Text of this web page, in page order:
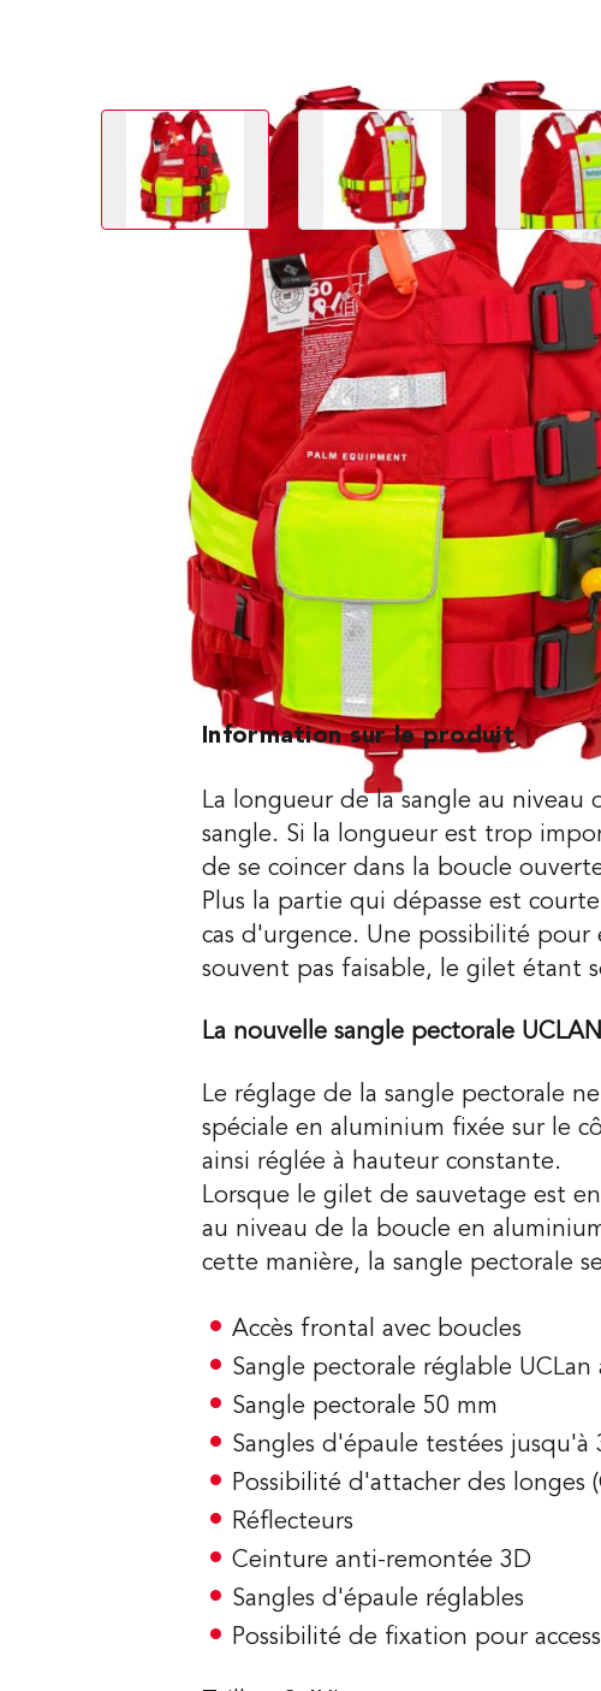
View larger image View larger image
Prix (sans TVA)
12355-321-650 285,00 CHF
Information sur le produit
La longueur de la sangle au
sangle. Si la longueur est trop
de se coincer dans la boucle
Plus la partie qui dépasse est
cas d'urgence. Une possibilité
souvent pas faisable, le gilet étant
La nouvelle sangle pectorale
Le réglage de la sangle pectorale
spéciale en aluminium fixée sur le
ainsi réglée à hauteur constante.
Lorsque le gilet de sauvetage est
au niveau de la boucle en
cette manière, la sangle pectorale
Accès frontal avec boucles
Sangle pectorale réglable UCLan
Sangle pectorale 50 mm
Sangles d'épaule testées jusqu'à
Possibilité d'attacher des longes
Réflecteurs
Ceinture anti-remontée 3D
Sangles d'épaule réglables
Possibilité de fixation pour